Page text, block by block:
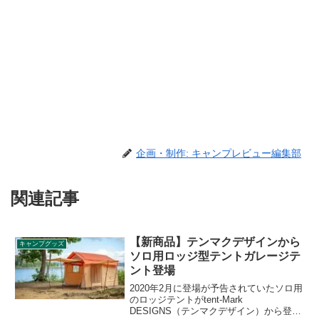
企画・制作: キャンプレビュー編集部
関連記事
キャンプグッズ
【新商品】テンマクデザインから
ソロ用ロッジ型テントガレージテ
ント登場
2020年2月に登場が予告されていたソロ用
のロッジテントがtent-Mark
DESIGNS（テンマクデザイン）から登場